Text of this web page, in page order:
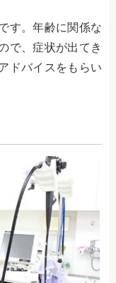
す。年齢に関係な
で、症状が出てき
ドバイスをもらい